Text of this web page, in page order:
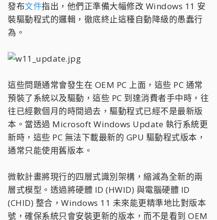
發布文件指出，他們正準備大幅修改 Windows 11 安
裝驅動程式的邏輯，徹底終止這種自動降級的愚蠢行
為。
這些問題通常會發生在 OEM PC 上面，這些 PC 通常
預裝了系統以及驅動，這些 PC 到達消費者手中時，往
往已經數個月的時間過去，驅動程式已經不是最新版
本。當透過 Microsoft Windows Update 執行系統更
新時，這些 PC 無法下載最新的 GPU 驅動程式版本，
通常只能使用舊版本。
微軟計畫將現行的四層式識別架構，縮減為全新的兩
層式模型。透過將硬體 ID (HWID) 與電腦硬體 ID
(CHID) 整合，Windows 11 未來能更精準地比對版本
號，確保系統只會安裝更新的版本，而不是看到 OEM